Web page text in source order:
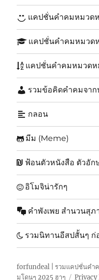
แคปชั่นคำคมหมวด
แคปชั่นคำคมหมวด
แคปชั่นคำคมหมวดห
รวมข้อคิดคำคมจาก
กลอน
มีม (Meme)
ฟ้อนตัวหนังสือ ตัวอัก
อิโมจิน่ารักๆ
คำพังเพย สำนวนสุภ
รวมนิทานอีสปสั้นๆ
forfundeal | รวมแคปชั่นคำ
มโดนๆ 2025 ฮาๆ
Privacy